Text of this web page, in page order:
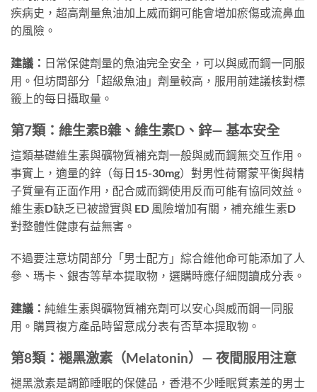
疾病史，超高劑量魚油加上威而鋼可能會增加瘀傷或流鼻血
的風險。
建議： 日常保健劑量的魚油完全安全，可以與威而鋼一同服
用。但坊間部分「超級魚油」劑量較高，服用前建議核對標
籤上的每日攝取量。
第7類：維生素B雜、維生素D、鋅— 基本安全
這類基礎維生素與礦物質補充劑一般與威而鋼無交互作用。
事實上，適量的鋅（每日15-30mg）對男性荷爾蒙平衡與精
子質量有正面作用，配合威而鋼使用反而可能有協同效益。
維生素D缺乏已被證實與 ED 風險增加有關，補充維生素D
對整體性健康有益無害。
不過要注意坊間部分「男士配方」綜合維他命可能添加了人
參、瑪卡、銀杏等草本提取物，選購時應仔細閱讀成分表。
建議： 純維生素與礦物質補充劑可以安心與威而鋼一同服
用。購買複方產品時留意成分表有否草本提取物。
第8類：褪黑激素（Melatonin）— 夜間服用注意
褪黑激素是調節睡眠的保健品，香港不少睡眠質素差的男士